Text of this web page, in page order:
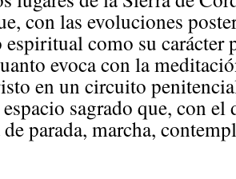
con las evoluciones
espiritual como su
evoca con la
en un circuito
sagrado que, con
de parada, marcha,